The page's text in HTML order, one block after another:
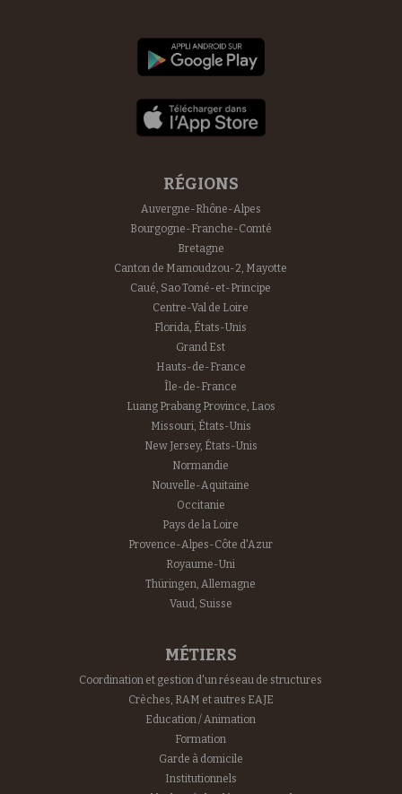
RÉGIONS
Auvergne-Rhône-Alpes
Bourgogne-Franche-Comté
Bretagne
Canton de Mamoudzou-2, Mayotte
Caué, Sao Tomé-et-Principe
Centre-Val de Loire
Florida, États-Unis
Grand Est
Hauts-de-France
Île-de-France
Luang Prabang Province, Laos
Missouri, États-Unis
New Jersey, États-Unis
Normandie
Nouvelle-Aquitaine
Occitanie
Pays de la Loire
Provence-Alpes-Côte d'Azur
Royaume-Uni
Thüringen, Allemagne
Vaud, Suisse
MÉTIERS
Coordination et gestion d'un réseau de structures
Crèches, RAM et autres EAJE
Education / Animation
Formation
Garde à domicile
Institutionnels